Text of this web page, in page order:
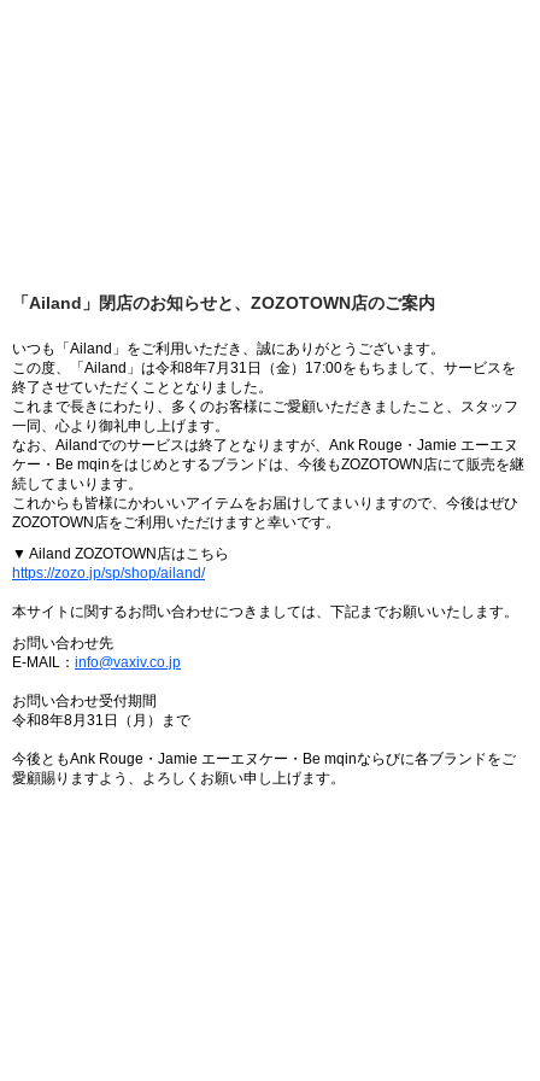
「Ailand」閉店のお知らせと、ZOZOTOWN店のご案内
いつも「Ailand」をご利用いただき、誠にありがとうございます。
この度、「Ailand」は令和8年7月31日（金）17:00をもちまして、サービスを
終了させていただくこととなりました。
これまで長きにわたり、多くのお客様にご愛顧いただきましたこと、スタッフ
一同、心より御礼申し上げます。
なお、Ailandでのサービスは終了となりますが、Ank Rouge・Jamie エーエヌ
ケー・Be mqinをはじめとするブランドは、今後もZOZOTOWN店にて販売を継
続してまいります。
これからも皆様にかわいいアイテムをお届けしてまいりますので、今後はぜひ
ZOZOTOWN店をご利用いただけますと幸いです。
▼ Ailand ZOZOTOWN店はこちら
https://zozo.jp/sp/shop/ailand/
本サイトに関するお問い合わせにつきましては、下記までお願いいたします。
お問い合わせ先
E-MAIL： info@vaxiv.co.jp
お問い合わせ受付期間
令和8年8月31日（月）まで
今後ともAnk Rouge・Jamie エーエヌケー・Be mqinならびに各ブランドをご
愛顧賜りますよう、よろしくお願い申し上げます。